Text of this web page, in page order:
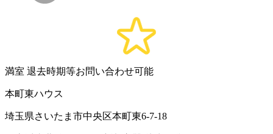
満室 退去時期等お問い合わせ可能
本町東ハウス
埼玉県さいたま市中央区本町東6-7-18